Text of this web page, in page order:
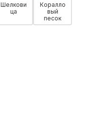
Шелкови
ца
Коралло
вый
песок